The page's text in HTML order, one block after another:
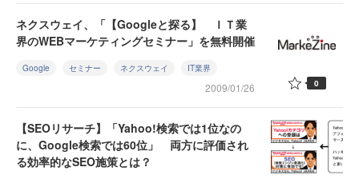
ネクスウェイ、「【Googleと探る】 ＩＴ業
界のWEBマーケティングセミナー」を無料開催
Google セミナー ネクスウェイ IT業界
2009/01/26 0
【SEOリサーチ】「Yahoo!検索では1位なの
に、Google検索では60位」 両方に評価され
る効率的なSEO施策とは？